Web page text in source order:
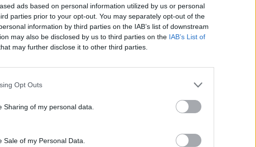
ads based on personal information utilized by us or personal
parties prior to your opt-out. You may separately opt-out of the
information by third parties on the IAB’s list of downstream
may also be disclosed by us to third parties on the IAB’s List of
may further disclose it to other third parties.
Opt Outs
Sharing of my personal data.
of my Personal Data.
των 5 και 21 χλμ.